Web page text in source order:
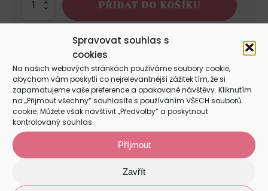
Spravovat souhlas s
cookies
Na našich webových stránkách používáme soubory cookie,
abychom vám poskytli co nejrelevantnější zážitek tím, že si
zapamatujeme vaše preference a opakované návštěvy. Kliknutím
na „Přijmout všechny“ souhlasíte s používáním VŠECH souborů
cookie. Můžete však navštívit „Předvolby“ a poskytnout
kontrolovaný souhlas.
Příjmout
Zavřít
narození
množství
PŘIDAT DO KOŠÍKU
POPIS
DALŠÍ INFORMACE
HODNOCENÍ (0)